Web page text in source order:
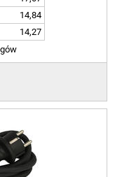
14,84
14,27